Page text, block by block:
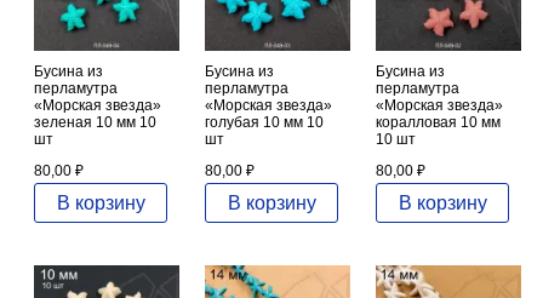
Бусина из
перламутра
«Морская звезда»
зеленая 10 мм 10
шт
80,00 ₽
В корзину
Бусина из
перламутра
«Морская звезда»
голубая 10 мм 10
шт
80,00 ₽
В корзину
Бусина из
перламутра
«Морская звезда»
коралловая 10 мм
10 шт
80,00 ₽
В корзину